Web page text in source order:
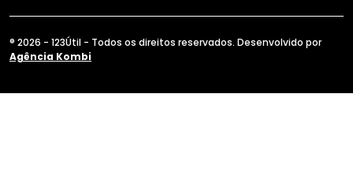
® 2026 - 123Útil - Todos os direitos reservados. Desenvolvido por
Agência Kombi